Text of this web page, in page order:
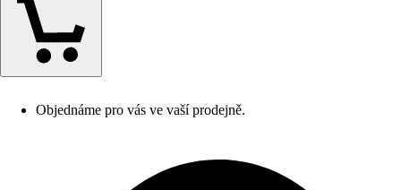
Objednáme pro vás ve vaší prodejně.